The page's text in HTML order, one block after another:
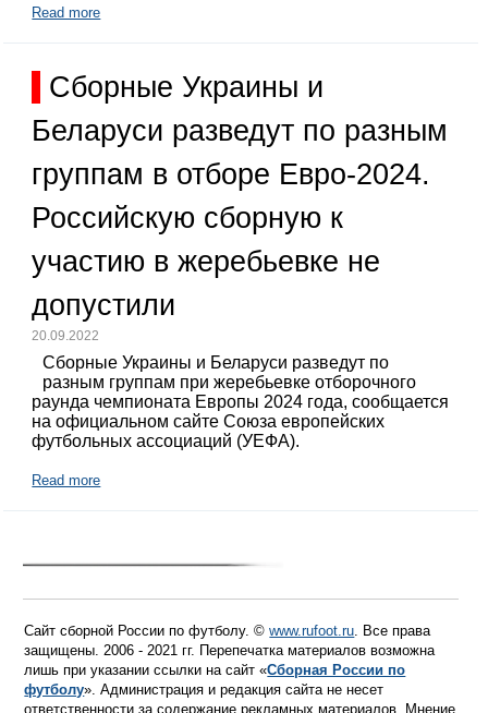
Read more
Сборные Украины и
Беларуси разведут по разным
группам в отборе Евро-2024.
Российскую сборную к
участию в жеребьевке не
допустили
20.09.2022
Сборные Украины и Беларуси разведут по
разным группам при жеребьевке отборочного
раунда чемпионата Европы 2024 года, сообщается
на официальном сайте Союза европейских
футбольных ассоциаций (УЕФА).
Read more
Сайт сборной России по футболу. ©www.rufoot.ru. Все права
защищены. 2006 - 2021 гг. Перепечатка материалов возможна
лишь при указании ссылки на сайт «Сборная России по
футболу». Администрация и редакция сайта не несет
ответственности за содержание рекламных материалов. Мнение